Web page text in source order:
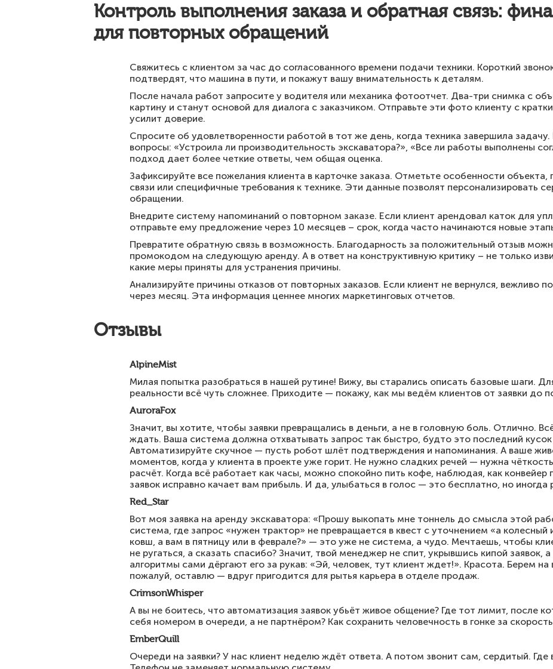
Контроль выполнения заказа и обратная связь:
для повторных обращений
Свяжитесь с клиентом за час до согласованного времени подачи техники. Короткий
подтвердят, что машина в пути, и покажут вашу внимательность к деталям.
После начала работ запросите у водителя или механика фотоотчет. Два-три снимка с
картину и станут основой для диалога с заказчиком. Отправьте эти фото клиенту с
усилит доверие.
Спросите об удовлетворенности работой в тот же день, когда техника завершила
вопросы: «Устроила ли производительность экскаватора?», «Все ли работы выполнены
подход дает более четкие ответы, чем общая оценка.
Зафиксируйте все пожелания клиента в карточке заказа. Отметьте особенности объекта,
связи или специфичные требования к технике. Эти данные позволят персонализировать
обращении.
Внедрите систему напоминаний о повторном заказе. Если клиент арендовал каток для
отправьте ему предложение через 10 месяцев – срок, когда часто начинаются новые
Превратите обратную связь в возможность. Благодарность за положительный отзыв
промокодом на следующую аренду. А в ответ на конструктивную критику – не только
какие меры приняты для устранения причины.
Анализируйте причины отказов от повторных заказов. Если клиент не вернулся, вежливо
через месяц. Эта информация ценнее многих маркетинговых отчетов.
Отзывы
AlpineMist
Милая попытка разобраться в нашей рутине! Вижу, вы старались описать базовые шаги.
реальности всё чуть сложнее. Приходите — покажу, как мы ведём клиентов от заявки до
AuroraFox
Значит, вы хотите, чтобы заявки превращались в деньги, а не в головную боль. Отлично.
ждать. Ваша система должна отхватывать запрос так быстро, будто это последний
Автоматизируйте скучное — пусть робот шлёт подтверждения и напоминания. А ваше
моментов, когда у клиента в проекте уже горит. Не нужно сладких речей — нужна
расчёт. Когда всё работает как часы, можно спокойно пить кофе, наблюдая, как
заявок исправно качает вам прибыль. И да, улыбаться в голос — это бесплатно, но
Red_Star
Вот моя заявка на аренду экскаватора: «Прошу выкопать мне тоннель до смысла этой
система, где запрос «нужен трактор» не превращается в квест с уточнением «а колесный
ковш, а вам в пятницу или в феврале?» — это уже не система, а чудо. Мечтаешь, чтобы
не ругаться, а сказать спасибо? Значит, твой менеджер не спит, укрывшись кипой заявок,
алгоритмы сами дёргают его за рукав: «Эй, человек, тут клиент ждет!». Красота. Берем на
пожалуй, оставлю — вдруг пригодится для рытья карьера в отделе продаж.
CrimsonWhisper
А вы не боитесь, что автоматизация заявок убьёт живое общение? Где тот лимит, после
себя номером в очереди, а не партнёром? Как сохранить человечность в гонке за
EmberQuill
Очереди на заявки? У нас клиент неделю ждёт ответа. А потом звонит сам, сердитый. Где